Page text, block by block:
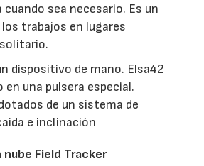
cuando sea necesario. Es un
trabajos en lugares
dispositivo de mano. Elsa42
una pulsera especial.
de un sistema de
e inclinación
Field Tracker